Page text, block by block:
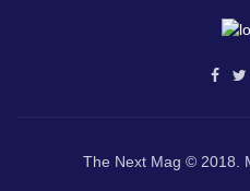
The Next Mag © 2018.